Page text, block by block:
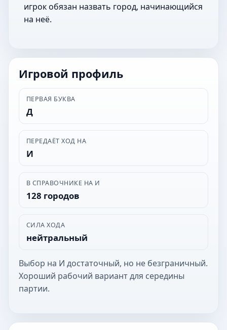
игрок обязан назвать город, начинающийся
на неё.
Игровой профиль
ПЕРВАЯ БУКВА
Д
ПЕРЕДАЁТ ХОД НА
И
В СПРАВОЧНИКЕ НА И
128 городов
СИЛА ХОДА
нейтральный
Выбор на И достаточный, но не безграничный.
Хороший рабочий вариант для середины
партии.